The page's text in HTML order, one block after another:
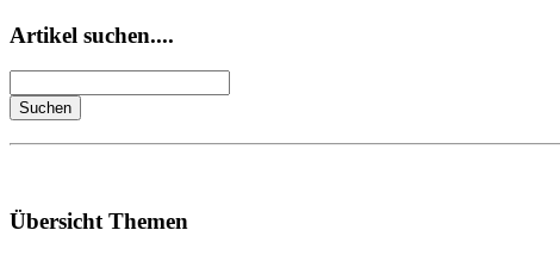
Artikel suchen....
Übersicht Themen